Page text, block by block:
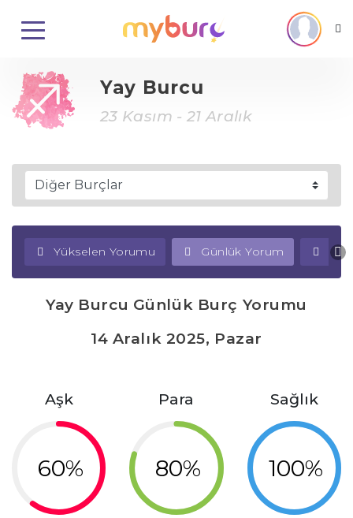
Yay Burcu
23 Kasım - 21 Aralık
Yükselen Yorumu Günlük Yorum
Yay Burcu Günlük Burç Yorumu
14 Aralık 2025, Pazar
Aşk
60%
Para
80%
Sağlık
100%